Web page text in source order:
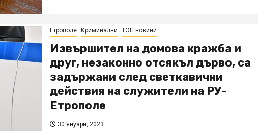
Етрополе Криминални ТОП новини
Извършител на домова кражба и
друг, незаконно отсякъл дърво, са
задържани след светкавични
действия на служители на РУ-
Етрополе
30 януари, 2023